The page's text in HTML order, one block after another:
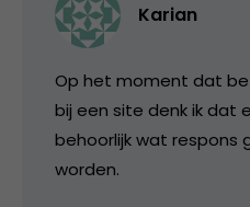
Karian
Op het moment dat
bij een site denk ik dat
behoorlijk wat respons
worden.